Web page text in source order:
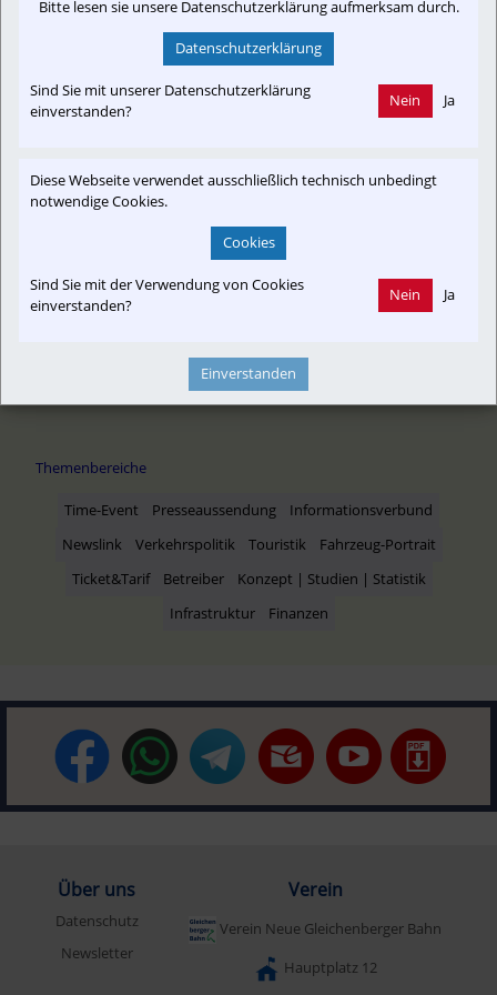
wko.at zu gelangen.
(Neuer Tab wird geöffnet)
Interessensgruppen
Tourist Vereine & Verbände
Themenbereiche
Time-Event Presseaussendung
Informationsverbund
Newslink
Verkehrspolitik Touristik
Fahrzeug-Portrait
Ticket&Tarif
Betreiber
Konzept | Studien | Statistik
Infrastruktur
Finanzen
Über uns
Datenschutz
Newsletter
Verein
Verein Neue Gleichenberger Bahn
Hauptplatz 12
Bitte lesen sie unsere Datenschutzerklärung aufmerksam durch.
Datenschutzerklärung
Sind Sie mit unserer Datenschutzerklärung
einverstanden?
Nein Ja
Diese Webseite verwendet ausschließlich technisch unbedingt
notwendige Cookies.
Cookies
Sind Sie mit der Verwendung von Cookies
einverstanden?
Nein Ja
Einverstanden